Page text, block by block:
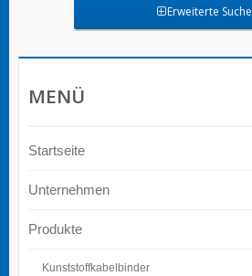
Erweiterte Suche
MENÜ
Startseite
Unternehmen
Produkte
Kunststoffkabelbinder